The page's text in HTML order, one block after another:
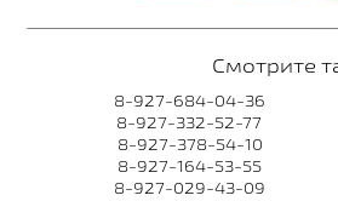
Смотрите
8-927-684-04-36
8-927-332-52-77
8-927-378-54-10
8-927-164-53-55
8-927-029-43-09